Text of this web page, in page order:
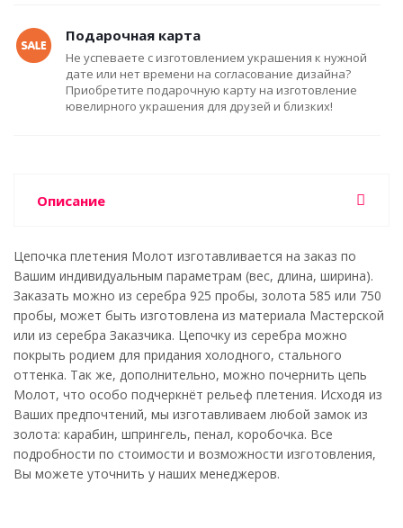
Подарочная карта
Не успеваете с изготовлением украшения к нужной
дате или нет времени на согласование дизайна?
Приобретите подарочную карту на изготовление
ювелирного украшения для друзей и близких!
Описание
Цепочка плетения Молот изготавливается на заказ по
Вашим индивидуальным параметрам (вес, длина, ширина).
Заказать можно из серебра 925 пробы, золота 585 или 750
пробы, может быть изготовлена из материала Мастерской
или из серебра Заказчика. Цепочку из серебра можно
покрыть родием для придания холодного, стального
оттенка. Так же, дополнительно, можно почернить цепь
Молот, что особо подчеркнёт рельеф плетения. Исходя из
Ваших предпочтений, мы изготавливаем любой замок из
золота: карабин, шпрингель, пенал, коробочка. Все
подробности по стоимости и возможности изготовления,
Вы можете уточнить у наших менеджеров.